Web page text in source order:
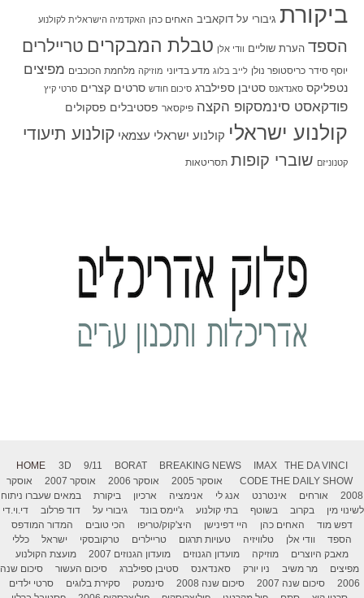
ביקורת גיבורי על דוקאביב האחים כהן האקדמיה הישראלית לקולנוע
הספד הערת שוליים וודי אלן טבלת המבקרים טריילרים
יוסף סידר כריסטופר נולן לייב בלוג מדע בדיוני מוזיקה מלחמת הכוכבים מפיצים
נטפליקס סאנדאנס סטיבן ספילברג סיכום חודש סרטים קצרים סרטי קיץ
פודקאסט סינמסקופ הקצה פיקסאר פסטיבלים פסקולים
קולנוע ישראלי קולנוע ישראלי עצמאי קולנוע תיעודי
קטנוניזם שוברי קופות תסריטאות
HOME 3D 9/11 BORAT BREAKING NEWS IMAX
THE DA VINCI
CODE THE DAILY SHOW אוסקר 2005 אוסקר 2006 אוסקר 2007
אוסקר
2008
אורחים אינטרנט אנג לי אנימציה ארכיון ביקורת
במאים שעברו ניתוח
לשינוי מין
בקרוב בשוטף בתי קולנוע ג'יימס בונד גיבורי על דוד פרלוב
די.וי.די
דפש מוד
האחים כהן היי דפינישן היצ'קוק/טריפו הכי טובים
המדור המודפס
הספד
וודי אלן טלוויזיה טעויות תרגום טריילרים טרקובסקי ישראל
כללי
מאבק היוצרים
מוזיקה מועדון הגנוזים מועדון הגנוזים 2007
מועצת הקולנוע
מפיצים
מר משיב ניו יורק סאנדאנס סטיבן ספילברג סיכום העשור
סיכום שנה
2006
סיכום שנה 2007 סיכום שנה 2008 סינמטק סקירת בלוגים
סרטי ילדים